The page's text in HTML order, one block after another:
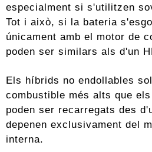
especialment si s'utilitzen
Tot i això, si la bateria
únicament amb el motor de
poden ser similars als d'un
Els híbrids no endollables
combustible més alts que
poden ser recarregats des
depenen exclusivament del
interna.